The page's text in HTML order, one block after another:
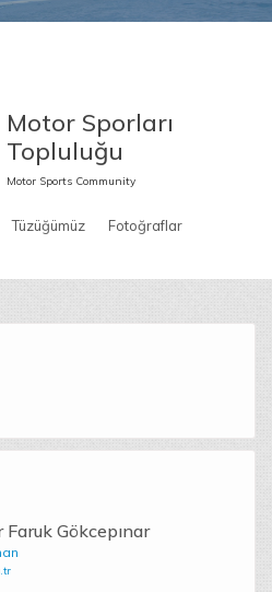
Motor Sporları
Topluluğu
Motor Sports Community
Tüzüğümüz
Fotoğraflar
Faruk Gökcepınar